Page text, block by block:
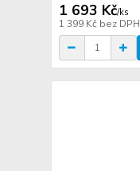
1 693 Kč/ks
1 399 Kč bez DPH